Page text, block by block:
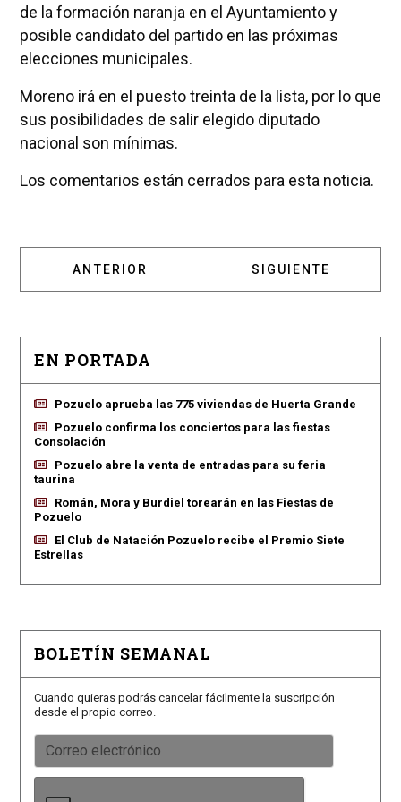
de la formación naranja en el Ayuntamiento y
posible candidato del partido en las próximas
elecciones municipales.
Moreno irá en el puesto treinta de la lista, por lo que
sus posibilidades de salir elegido diputado
nacional son mínimas.
Los comentarios están cerrados para esta noticia.
ARTÍCULO ANTERIOR: ALBERT RIVERA Y
ANTERIOR ARTÍCULO
SIGUIENTE
EN PORTADA
Pozuelo aprueba las 775 viviendas de Huerta Grande
Pozuelo confirma los conciertos para las fiestas
Consolación
Pozuelo abre la venta de entradas para su feria
taurina
Román, Mora y Burdiel torearán en las Fiestas de
Pozuelo
El Club de Natación Pozuelo recibe el Premio Siete
Estrellas
BOLETÍN SEMANAL
Cuando quieras podrás cancelar fácilmente la suscripción
desde el propio correo.